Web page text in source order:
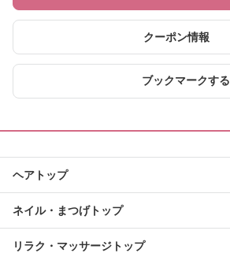
クーポン情報
ブックマークする
ヘアトップ
ネイル・まつげトップ
リラク・マッサージトップ